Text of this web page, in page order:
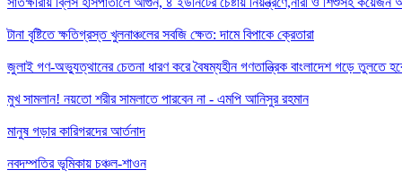
টানা বৃষ্টিতে ক্ষতিগ্রস্ত খুলনাঞ্চলের সবজি ক্ষেত: দামে বিপাকে ক্রেতারা
জুলাই গণ-অভ্যুত্থানের চেতনা ধারণ করে বৈষম্যহীন গণতান্ত্রিক বাংলাদেশ গড়ে তুলতে হবে
মুখ সামলান! নয়তো শরীর সামলাতে পারবেন না - এমপি আনিসুর রহমান
মানুষ গড়ার কারিগরদের আর্তনাদ
নবদম্পতির ভূমিকায় চঞ্চল-শাওন